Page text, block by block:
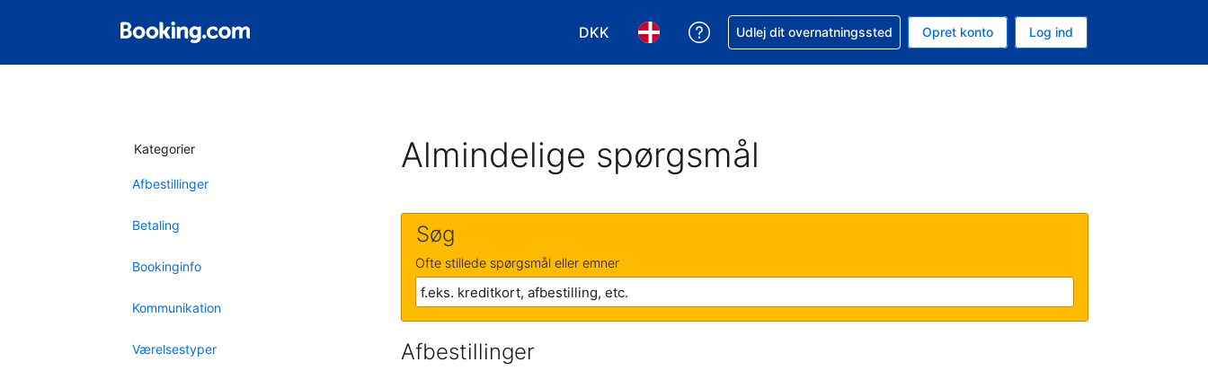
DKK
Vælg valuta. Din nuværende valuta er Danske kroner
Vælg sprog. Dit nuværende sprog er Dansk
Få hjælp til en booking
Udlej dit overnatningssted Opret konto Log ind
Kategorier
Afbestillinger
Betaling
Bookinginfo
Kommunikation
Værelsestyper
Almindelige spørgsmål
Søg
Ofte stillede spørgsmål eller emner
Afbestillinger